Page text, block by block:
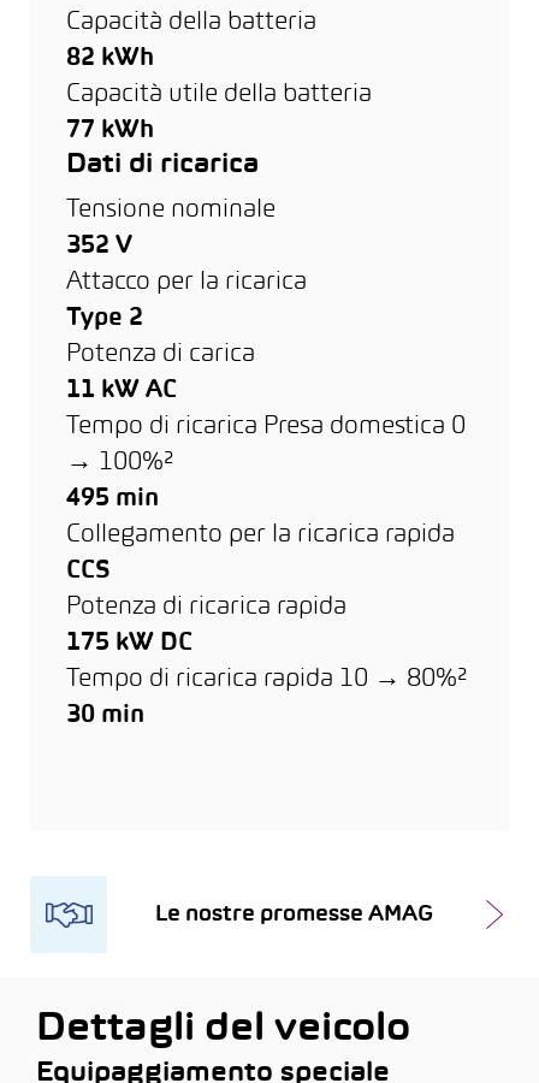
Capacità della batteria
82 kWh
Capacità utile della batteria
77 kWh
Dati di ricarica
Tensione nominale
352 V
Attacco per la ricarica
Type 2
Potenza di carica
11 kW AC
Tempo di ricarica Presa domestica 0
→ 100%²
495 min
Collegamento per la ricarica rapida
CCS
Potenza di ricarica rapida
175 kW DC
Tempo di ricarica rapida 10 → 80%²
30 min
Le nostre promesse AMAG
Dettagli del veicolo
Equipaggiamento speciale